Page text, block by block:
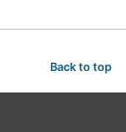
Back to top